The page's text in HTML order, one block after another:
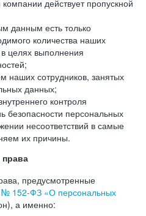
действует пропускной
данным есть только
количества наших
в целях выполнения
наших сотрудников, занятых
данных;
контроля
персональных
несоответствий в самые
их причины.
предусмотренные
№ 152-ФЗ «О персональных
а именно: